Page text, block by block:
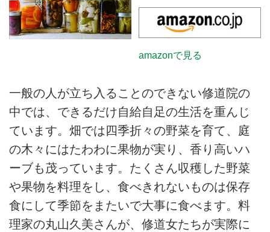
amazonで見る
一般の人が立ち入ることのできない修道院の
中では、できるだけ自給自足の生活を重んじ
ています。畑では四季折々の野菜を育て、庭
の木々にはたわわに果物が実り、香り高いハ
ーブも茂っています。たくさん収穫した野菜
や果物を料理をし、食べきれないものは保存
食にして季節をまたいで大事に食べます。料
理家の丸山久美さんが、修道女たちが実際に